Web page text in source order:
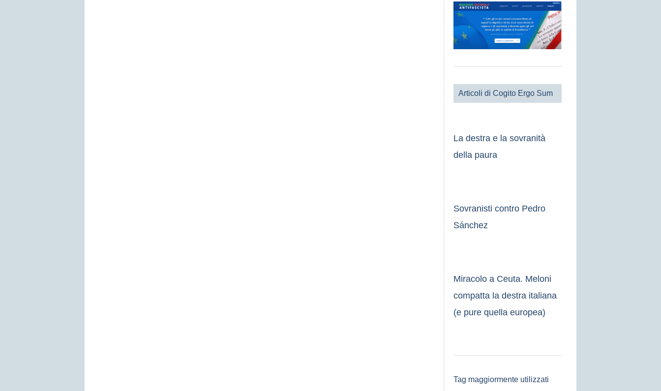
Articoli di Cogito Ergo Sum
La destra e la sovranità
della paura
Sovranisti contro Pedro
Sánchez
Miracolo a Ceuta. Meloni
compatta la destra italiana
(e pure quella europea)
Tag maggiormente utilizzati